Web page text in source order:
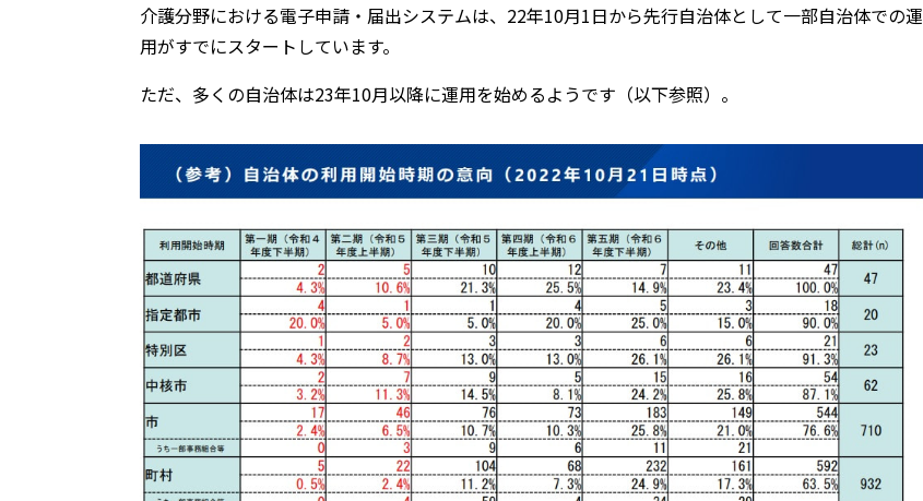
介護分野における電子申請・届出システムは、22年10月1日から先行自治体として一部自治体での運
用がすでにスタートしています。
ただ、多くの自治体は23年10月以降に運用を始めるようです（以下参照）。